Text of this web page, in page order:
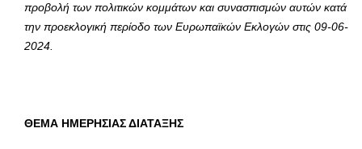
προβολή των πολιτικών κομμάτων και συνασπισμών αυτών κατά
την προεκλογική περίοδο των Ευρωπαϊκών Εκλογών στις 09-06-
2024.
ΘΕΜΑ ΗΜΕΡΗΣΙΑΣ ΔΙΑΤΑΞΗΣ